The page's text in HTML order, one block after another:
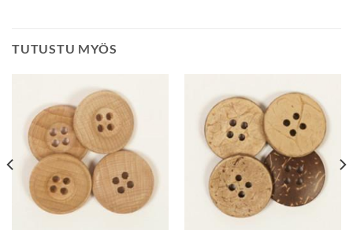
TUTUSTU MYÖS